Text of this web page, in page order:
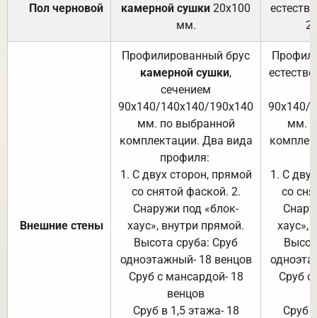
Пол черновой
камерной сушки 20х100
мм.
Внешние стены
Профилированный брус
камерной сушки,
сечением
90х140/140х140/190х140
мм. по выбранной
комплектации. Два вида
профиля:
1. С двух сторон, прямой
со снятой фаской. 2.
Снаружи под «блок-
хаус», внутри прямой.
Высота сруба: Сруб
одноэтажный- 18 венцов
Сруб с мансардой- 18
венцов
Сруб в 1,5 этажа- 18
90х140/
мм.
1. С
со
хаус»,
Сруб с
Сруб